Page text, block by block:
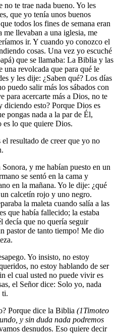
no te trae nada bueno. Yo les
que yo tenía unos buenos
todos los fines de semana eran
me llevaban a una iglesia, me
ir. Y cuando yo conozco el
cosas. Una vez yo escuché
que se llamaba: La Biblia y las
una revolcada que para qué le
y les dije: ¿Saben qué? Los días
puedo salir más los sábados con
para acercarte más a Dios, no te
diciendo esto? Porque Dios es
pongas nada a la par de Él,
es lo que quiere Dios.
resultado de creer que yo no
y me habían puesto en un
se sentó en la cama y
en la mañana. Yo le dije: ¿qué
calcetín rojo y uno negro.
la maleta cuando salía a las
que había fallecido; la estaba
decía que no quería seguir
pastor de tanto tiempo! Me dio
Yo insisto, no estoy
no estoy hablando de ser
el cual usted no puede vivir es
el Señor dice: Solo yo, nada
ti.
Porque dice la Biblia (1Timoteo
y sin duda nada podremos
desnudos. Eso quiere decir